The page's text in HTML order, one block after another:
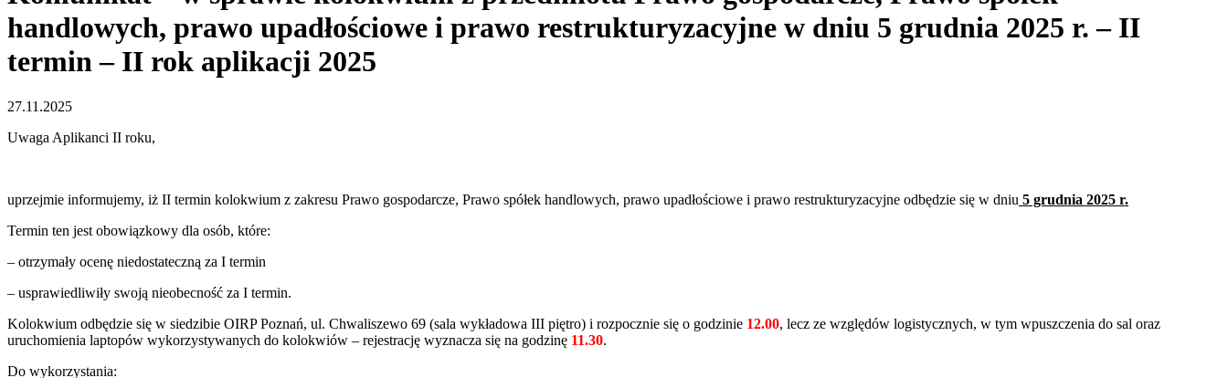
handlowych, prawo upadłościowe i prawo restrukturyzacyjne w dniu 5 grudnia 2025 r. – II
termin – II rok aplikacji 2025
27.11.2025
Uwaga Aplikanci II roku,
uprzejmie informujemy, iż II termin kolokwium z zakresu Prawo gospodarcze, Prawo spółek handlowych, prawo upadłościowe i prawo restrukturyzacyjne odbędzie się w dniu 5 grudnia 2025 r.
Termin ten jest obowiązkowy dla osób, które:
– otrzymały ocenę niedostateczną za I termin
– usprawiedliwiły swoją nieobecność za I termin.
Kolokwium odbędzie się w siedzibie OIRP Poznań, ul. Chwaliszewo 69 (sala wykładowa III piętro) i rozpocznie się o godzinie 12.00, lecz ze względów logistycznych, w tym wpuszczenia do sal oraz
uruchomienia laptopów wykorzystywanych do kolokwiów – rejestrację wyznacza się na godzinę 11.30.
Do wykorzystania: